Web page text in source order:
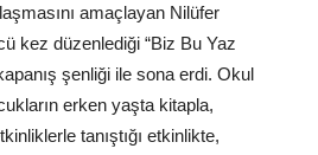
amaçlayan Nilüfer
kez düzenlediği “Biz Bu Yaz
şenliği ile sona erdi. Okul
erken yaşta kitapla,
tanıştığı etkinlikte,